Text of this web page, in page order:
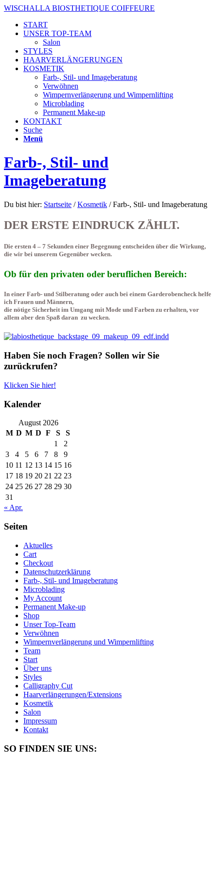
WISCHALLA BIOSTHETIQUE COIFFEURE
START
UNSER TOP-TEAM
Salon
STYLES
HAARVERLÄNGERUNGEN
KOSMETIK
Farb-, Stil- und Imageberatung
Verwöhnen
Wimpernverlängerung und Wimpernlifting
Microblading
Permanent Make-up
KONTAKT
Suche
Menü
Farb-, Stil- und
Imageberatung
Du bist hier: Startseite / Kosmetik / Farb-, Stil- und Imageberatung
DER ERSTE EINDRUCK ZÄHLT.
Die ersten 4 – 7 Sekunden einer Begegnung entscheiden über die Wirkung,
die wir bei unserem Gegenüber wecken.
Ob für den privaten oder beruflichen Bereich:
In einer Farb- und Stilberatung oder auch bei einem Garderobencheck helfe
ich Frauen und Männern,
die nötige Sicherheit im Umgang mit Mode und Farben zu erhalten, vor
allem aber den Spaß daran zu wecken.
Haben Sie noch Fragen? Sollen wir Sie
zurückrufen?
Klicken Sie hier!
Kalender
August 2026
M D M D F S
S
1
2
3
4 5 6 7 8
9
10 11 12 13 14 15 16
17 18 19 20 21 22 23
24 25 26 27 28 29 30
31
« Apr.
Seiten
Aktuelles
Cart
Checkout
Datenschutzerklärung
Farb-, Stil- und Imageberatung
Microblading
My Account
Permanent Make-up
Shop
Unser Top-Team
Verwöhnen
Wimpernverlängerung und Wimpernlifting
Team
Start
Über uns
Styles
Calligraphy Cut
Haarverlängerungen/Extensions
Kosmetik
Salon
Impressum
Kontakt
SO FINDEN SIE UNS: